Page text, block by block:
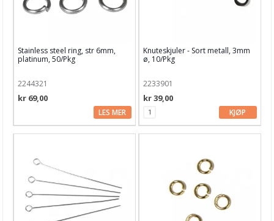
Rocailles, diverse
Sett
Smykkebetong
Snor/Wire/Strikk
Tilbehør
Treperler
Verktøy
Stainless steel ring, str 6mm,
platinum, 50/Pkg
2244321
kr 69,00
LES MER
Knuteskjuler - Sort metall, 3mm
ø, 10/Pkg
2233901
kr 39,00
KJØP